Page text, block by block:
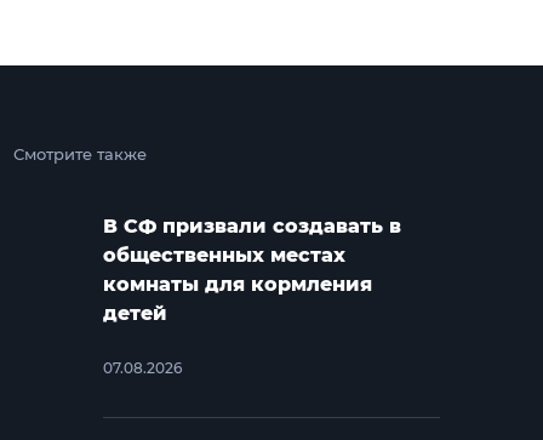
Смотрите также
В СФ призвали создавать в
общественных местах
комнаты для кормления
детей
07.08.2026